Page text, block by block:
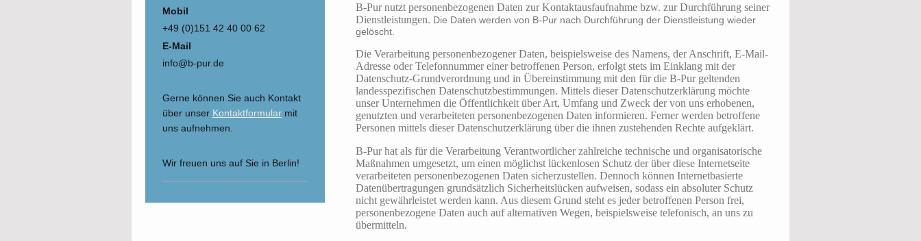
B-Pur nutzt personenbezogenen Daten zur Kontaktausfaufnahme bzw. zur Durchführung seiner
Dienstleistungen. Die Daten werden von B-Pur nach Durchführung der Dienstleistung wieder
gelöscht.
Die Verarbeitung personenbezogener Daten, beispielsweise des Namens, der Anschrift, E-Mail-
Adresse oder Telefonnummer einer betroffenen Person, erfolgt stets im Einklang mit der
Datenschutz-Grundverordnung und in Übereinstimmung mit den für die B-Pur geltenden
landesspezifischen Datenschutzbestimmungen. Mittels dieser Datenschutzerklärung möchte
unser Unternehmen die Öffentlichkeit über Art, Umfang und Zweck der von uns erhobenen,
genutzten und verarbeiteten personenbezogenen Daten informieren. Ferner werden betroffene
Personen mittels dieser Datenschutzerklärung über die ihnen zustehenden Rechte aufgeklärt.
B-Pur hat als für die Verarbeitung Verantwortlicher zahlreiche technische und organisatorische
Maßnahmen umgesetzt, um einen möglichst lückenlosen Schutz der über diese Internetseite
verarbeiteten personenbezogenen Daten sicherzustellen. Dennoch können Internetbasierte
Datenübertragungen grundsätzlich Sicherheitslücken aufweisen, sodass ein absoluter Schutz
nicht gewährleistet werden kann. Aus diesem Grund steht es jeder betroffenen Person frei,
personenbezogene Daten auch auf alternativen Wegen, beispielsweise telefonisch, an uns zu
übermitteln.
Mobil
+49 (0)151 42 40 00 62
E-Mail
info@b-pur.de
Gerne können Sie auch Kontakt
über unser Kontaktformular mit
uns aufnehmen.
Wir freuen uns auf Sie in Berlin!